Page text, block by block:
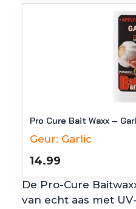
Pro Cure Bait Waxx –
Geur: Garlic
14.99
De Pro-Cure
van echt aas met